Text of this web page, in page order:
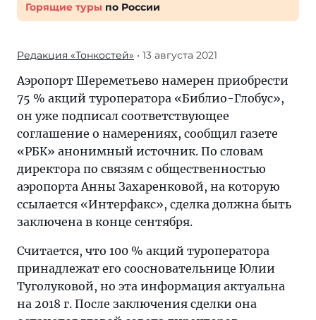
Горящие туры по России
Редакция «Тонкостей» • 13 августа 2021
Аэропорт Шереметьево намерен приобрести
75 % акций туроператора «Библио-Глобус»,
он уже подписал соответствующее
соглашение о намерениях, сообщил газете
«РБК» анонимный источник. По словам
директора по связям с общественностью
аэропорта Анны Захаренковой, на которую
ссылается «Интерфакс», сделка должна быть
заключена в конце сентября.
Считается, что 100 % акций туроператора
принадлежат его соосновательнице Юлии
Туголуковой, но эта информация актуальна
на 2018 г. После заключения сделки она